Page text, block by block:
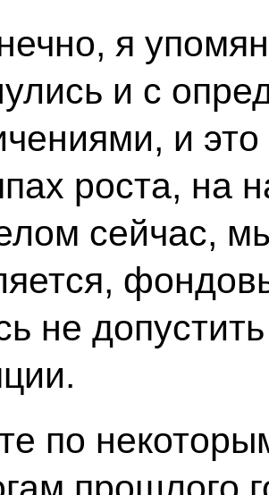
я
и с
и
роста, на
сейчас,
не
по